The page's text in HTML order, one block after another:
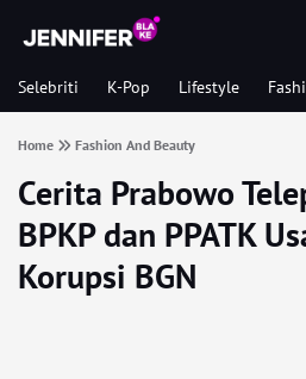
Selebriti K-Pop Lifestyle
Home Fashion And Beauty
Cerita Prabowo
BPKP dan PPATK
Korupsi BGN